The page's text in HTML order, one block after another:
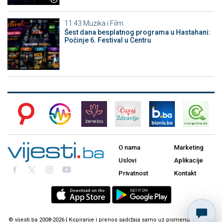
11:43 Muzika i Film
Šest dana besplatnog programa u Hastahani:
Počinje 6. Festival u Centru
O nama
Uslovi
Privatnost
Marketing
Aplikacije
Kontakt
© vijesti.ba 2008-2026 | Kopiranje i prenos sadržaja samo uz pismenu dozvolu.